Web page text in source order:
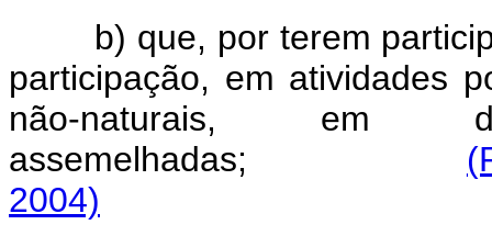
b) que, por terem
participação, em atividades
não-naturais, em
assemelhadas;
2004)